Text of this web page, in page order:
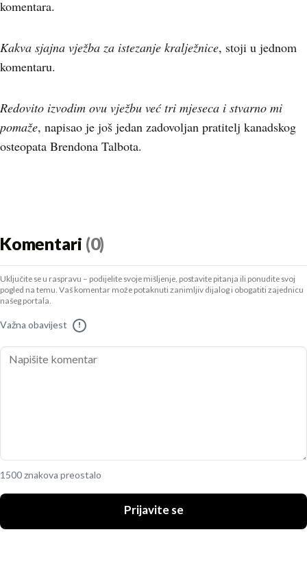
komentara.
Kakva sjajna vježba za istezanje kralježnice, stoji u jednom
komentaru.
Redovito izvodim ovu vježbu već tri mjeseca i stvarno mi
pomaže, napisao je još jedan zadovoljan pratitelj kanadskog
osteopata Brendona Talbota.
Komentari (0)
Uključite se u raspravu – podijelite svoje mišljenje, postavite pitanja ili ponudite svoj
pogled na temu. Vaš komentar može potaknuti zanimljiv dijalog i obogatiti zajednicu
našeg portala.
Važna obavijest !
1500 znakova preostalo
Prijavite se